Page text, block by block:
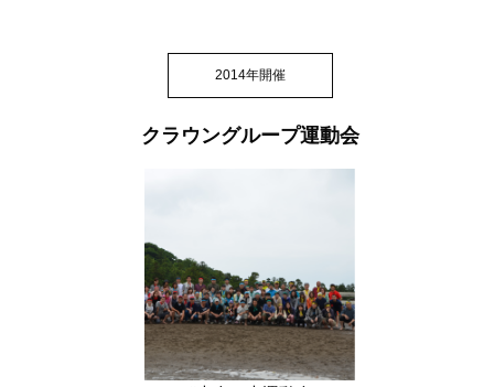
2014年開催
クラウングループ運動会